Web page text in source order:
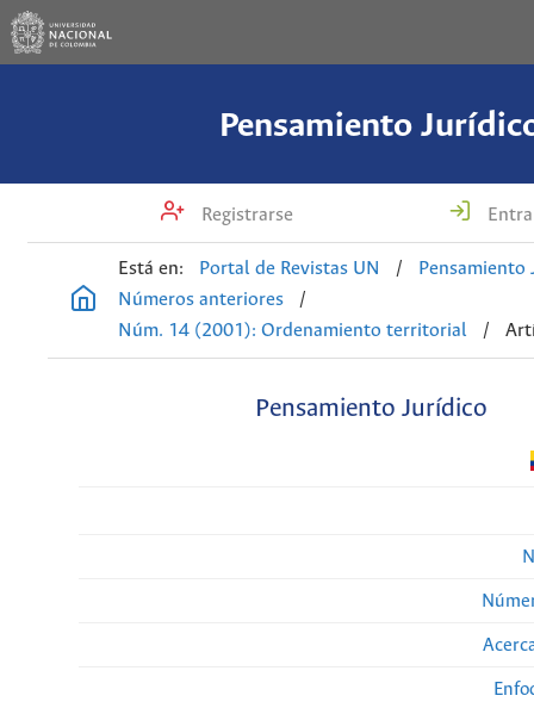
Pensamiento
Registrarse
Está en: Portal de Revistas UN /
Pensamiento
Números anteriores
/
Núm. 14 (2001): Ordenamiento territorial
/
Pensamiento Jurídico